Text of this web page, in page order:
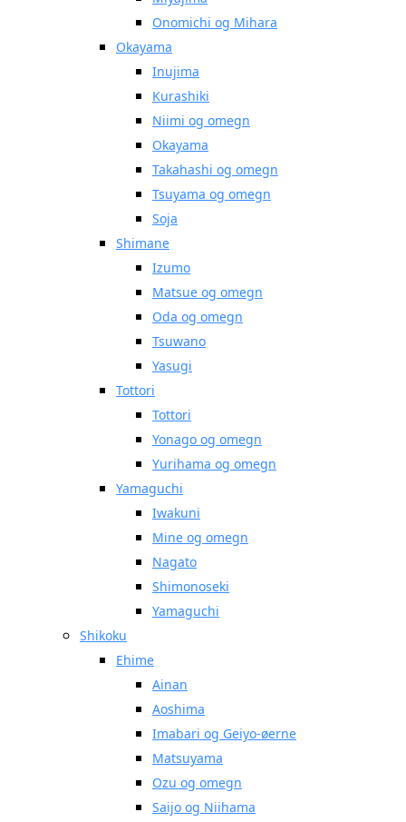
Onomichi og Mihara
Okayama
Inujima
Kurashiki
Niimi og omegn
Okayama
Takahashi og omegn
Tsuyama og omegn
Soja
Shimane
Izumo
Matsue og omegn
Oda og omegn
Tsuwano
Yasugi
Tottori
Tottori
Yonago og omegn
Yurihama og omegn
Yamaguchi
Iwakuni
Mine og omegn
Nagato
Shimonoseki
Yamaguchi
Shikoku
Ehime
Ainan
Aoshima
Imabari og Geiyo-øerne
Matsuyama
Ozu og omegn
Saijo og Niihama